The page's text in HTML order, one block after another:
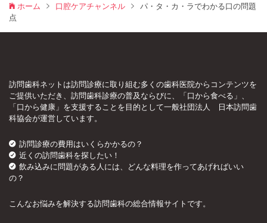
ホーム 口腔ケアチャンネル
パ・タ・カ・ラでわかる口の問題
点
訪問歯科ネットは訪問診療に取り組む多くの歯科医院からコンテンツを
ご提供いただき、訪問歯科診療の普及ならびに、「口から食べる」、
「口から健康」を支援することを目的として一般社団法人 日本訪問歯
科協会が運営しています。
訪問診療の費用はいくらかかるの？
近くの訪問歯科を探したい！
飲み込みに問題がある人には、どんな料理を作ってあげればいい
の？
こんなお悩みを解決する訪問歯科の総合情報サイトです。